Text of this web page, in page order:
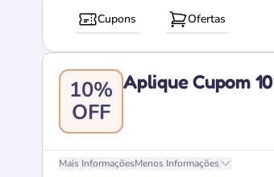
Cupons Ofertas
10%
OFF
Aplique Cupom
Mais InformaçõesMenos Informações